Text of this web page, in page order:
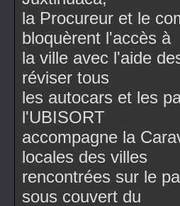
la Procureur et le
bloquèrent l'accès à
la ville avec l'aide
réviser tous
les autocars et les
l'UBISORT
accompagne la
locales des villes
rencontrées sur le
sous couvert du